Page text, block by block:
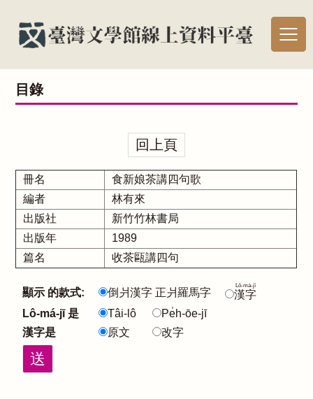
目錄
回上頁
冊名
食新娘茶講四句歌
編者
林有來
出版社
新竹竹林書局
出版年
1989
篇名
收茶甌講四句
顯示 的款式: 倒爿漢字 正爿羅馬字 漢字
Lô-má-jī
Lô-má-jī 是 Tâi-lô
Pe̍h-ōe-jī
漢字是
原文 改字